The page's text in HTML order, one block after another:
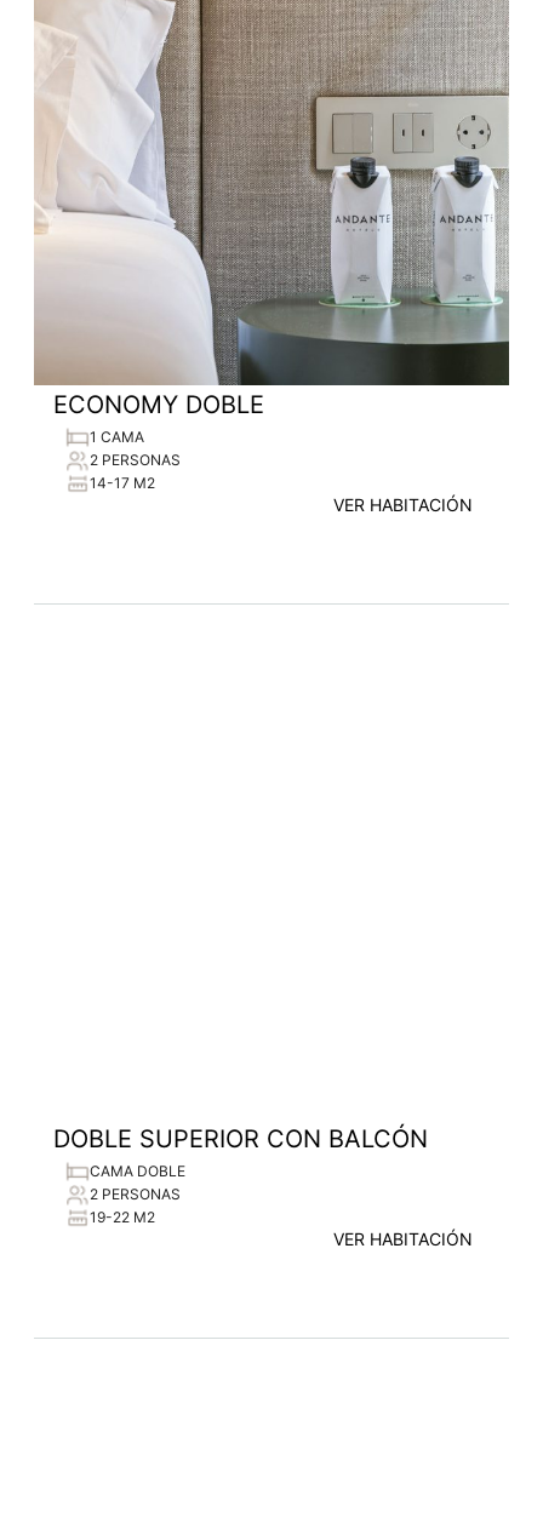
ECONOMY DOBLE
1 CAMA
2 PERSONAS
14-17 M2
VER HABITACIÓN
DOBLE SUPERIOR CON BALCÓN
CAMA DOBLE
2 PERSONAS
19-22 M2
VER HABITACIÓN